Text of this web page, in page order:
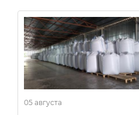
05 августа